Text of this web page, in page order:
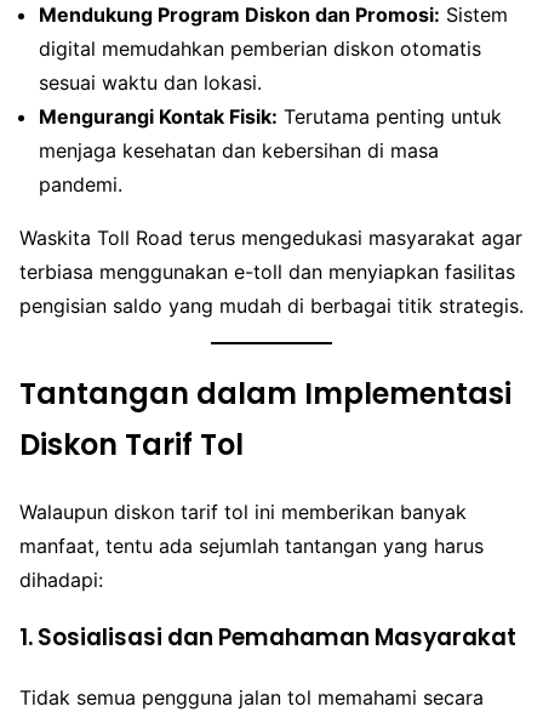
Mendukung Program Diskon dan Promosi: Sistem
digital memudahkan pemberian diskon otomatis
sesuai waktu dan lokasi.
Mengurangi Kontak Fisik: Terutama penting untuk
menjaga kesehatan dan kebersihan di masa
pandemi.
Waskita Toll Road terus mengedukasi masyarakat agar
terbiasa menggunakan e-toll dan menyiapkan fasilitas
pengisian saldo yang mudah di berbagai titik strategis.
Tantangan dalam Implementasi
Diskon Tarif Tol
Walaupun diskon tarif tol ini memberikan banyak
manfaat, tentu ada sejumlah tantangan yang harus
dihadapi:
1. Sosialisasi dan Pemahaman Masyarakat
Tidak semua pengguna jalan tol memahami secara